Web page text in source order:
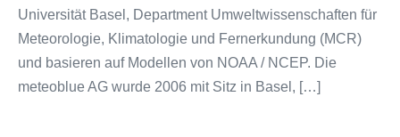
Universität Basel, Department Umweltwissenschaften für
Meteorologie, Klimatologie und Fernerkundung (MCR)
und basieren auf Modellen von NOAA / NCEP. Die
meteoblue AG wurde 2006 mit Sitz in Basel, […]